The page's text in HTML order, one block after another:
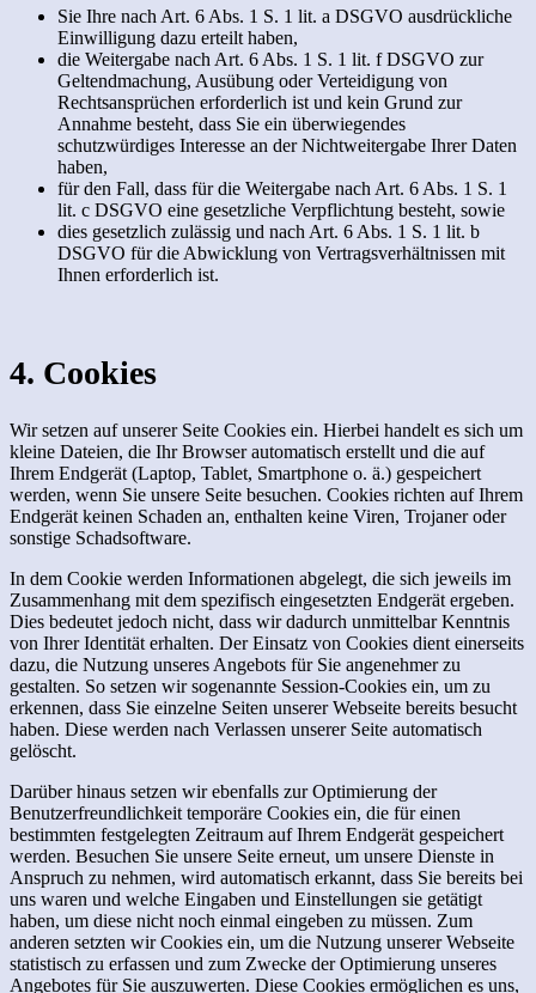
Sie Ihre nach Art. 6 Abs. 1 S. 1 lit. a DSGVO ausdrückliche
Einwilligung dazu erteilt haben,
die Weitergabe nach Art. 6 Abs. 1 S. 1 lit. f DSGVO zur
Geltendmachung, Ausübung oder Verteidigung von
Rechtsansprüchen erforderlich ist und kein Grund zur
Annahme besteht, dass Sie ein überwiegendes
schutzwürdiges Interesse an der Nichtweitergabe Ihrer Daten
haben,
für den Fall, dass für die Weitergabe nach Art. 6 Abs. 1 S. 1
lit. c DSGVO eine gesetzliche Verpflichtung besteht, sowie
dies gesetzlich zulässig und nach Art. 6 Abs. 1 S. 1 lit. b
DSGVO für die Abwicklung von Vertragsverhältnissen mit
Ihnen erforderlich ist.
4. Cookies
Wir setzen auf unserer Seite Cookies ein. Hierbei handelt es sich um
kleine Dateien, die Ihr Browser automatisch erstellt und die auf
Ihrem Endgerät (Laptop, Tablet, Smartphone o. ä.) gespeichert
werden, wenn Sie unsere Seite besuchen. Cookies richten auf Ihrem
Endgerät keinen Schaden an, enthalten keine Viren, Trojaner oder
sonstige Schadsoftware.
In dem Cookie werden Informationen abgelegt, die sich jeweils im
Zusammenhang mit dem spezifisch eingesetzten Endgerät ergeben.
Dies bedeutet jedoch nicht, dass wir dadurch unmittelbar Kenntnis
von Ihrer Identität erhalten. Der Einsatz von Cookies dient einerseits
dazu, die Nutzung unseres Angebots für Sie angenehmer zu
gestalten. So setzen wir sogenannte Session-Cookies ein, um zu
erkennen, dass Sie einzelne Seiten unserer Webseite bereits besucht
haben. Diese werden nach Verlassen unserer Seite automatisch
gelöscht.
Darüber hinaus setzen wir ebenfalls zur Optimierung der
Benutzerfreundlichkeit temporäre Cookies ein, die für einen
bestimmten festgelegten Zeitraum auf Ihrem Endgerät gespeichert
werden. Besuchen Sie unsere Seite erneut, um unsere Dienste in
Anspruch zu nehmen, wird automatisch erkannt, dass Sie bereits bei
uns waren und welche Eingaben und Einstellungen sie getätigt
haben, um diese nicht noch einmal eingeben zu müssen. Zum
anderen setzten wir Cookies ein, um die Nutzung unserer Webseite
statistisch zu erfassen und zum Zwecke der Optimierung unseres
Angebotes für Sie auszuwerten. Diese Cookies ermöglichen es uns,